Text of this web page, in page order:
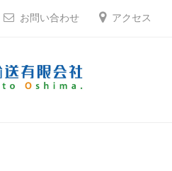
お問い合わせ アクセス